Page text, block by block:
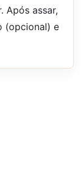
Após assar,
(opcional) e